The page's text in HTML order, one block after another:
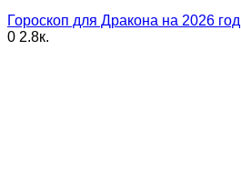
Гороскоп для Дракона на 2026 год
0 2.8к.